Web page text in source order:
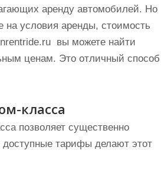
аренду автомобилей. Но
на условия аренды, стоимость
вы можете найти
ценам. Это отличный способ
класса
позволяет существенно
доступные тарифы делают этот